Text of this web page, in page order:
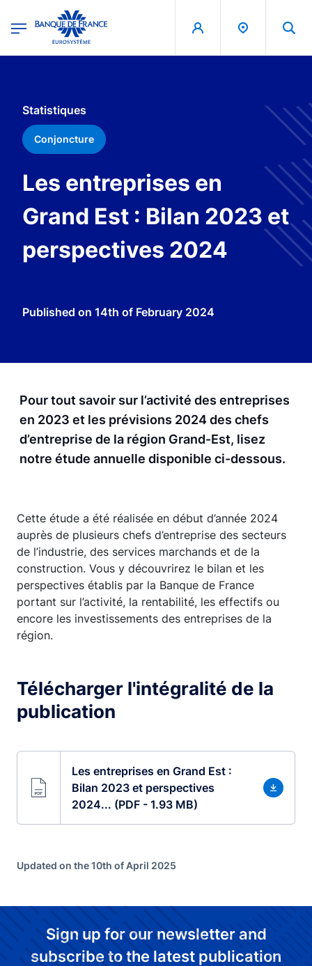
Banque de France - Menu Principal
Statistiques
Conjoncture
Les entreprises en
Grand Est : Bilan 2023 et
perspectives 2024
Published on 14th of February 2024
Pour tout savoir sur l’activité des entreprises
en 2023 et les prévisions 2024 des chefs
d’entreprise de la région Grand-Est, lisez
notre étude annuelle disponible ci-dessous.
Cette étude a été réalisée en début d’année 2024
auprès de plusieurs chefs d’entreprise des secteurs
de l’industrie, des services marchands et de la
construction. Vous y découvrirez le bilan et les
perspectives établis par la Banque de France
portant sur l’activité, la rentabilité, les effectifs ou
encore les investissements des entreprises de la
région.
Télécharger l'intégralité de la
publication
Les entreprises en Grand Est :
Bilan 2023 et perspectives
2024... (PDF - 1.93 MB)
Updated on the 10th of April 2025
Sign up for our newsletter and
subscribe to the latest publication